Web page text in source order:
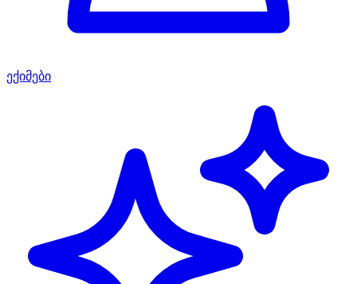
ექიმები